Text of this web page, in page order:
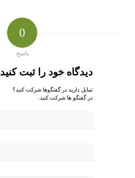
0
پاسخ
دیدگاه خود را ثبت کنید
تمایل دارید در گفتگوها شرکت کنید؟
در گفتگو ها شرکت کنید.